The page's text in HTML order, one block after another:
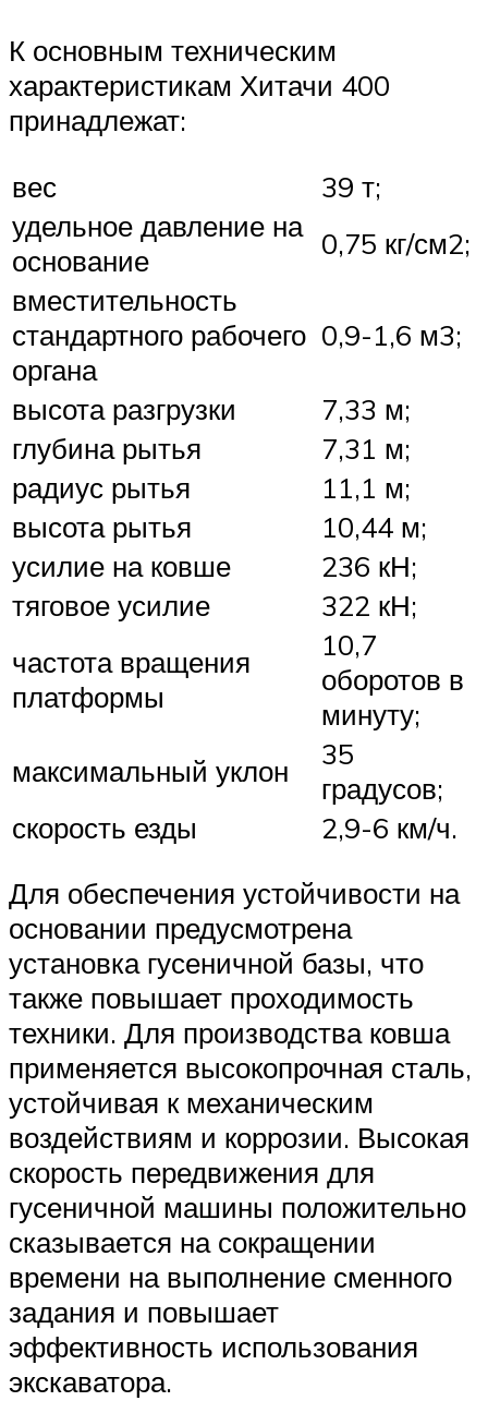
К основным техническим
характеристикам Хитачи 400
принадлежат:
вес
39 т;
удельное давление на
основание
0,75 кг/см2;
вместительность
стандартного рабочего
органа
0,9-1,6 м3;
высота разгрузки
7,33 м;
глубина рытья
7,31 м;
радиус рытья
11,1 м;
высота рытья
10,44 м;
усилие на ковше
236 кН;
тяговое усилие
322 кН;
частота вращения
платформы
10,7
оборотов в
минуту;
максимальный уклон
35
градусов;
скорость езды
2,9-6 км/ч.
Для обеспечения устойчивости на
основании предусмотрена
установка гусеничной базы, что
также повышает проходимость
техники. Для производства ковша
применяется высокопрочная сталь,
устойчивая к механическим
воздействиям и коррозии. Высокая
скорость передвижения для
гусеничной машины положительно
сказывается на сокращении
времени на выполнение сменного
задания и повышает
эффективность использования
экскаватора.